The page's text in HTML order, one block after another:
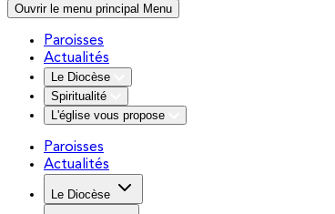
Ouvrir le menu principal Menu
Paroisses
Actualités
Le Diocèse
Spiritualité
L'église vous propose
Paroisses
Actualités
Le Diocèse